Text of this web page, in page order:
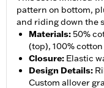
pattern on bottom,
and riding down the
Materials:50%
(top), 100%
Closure: Elastic
Design Details:
Custom allover